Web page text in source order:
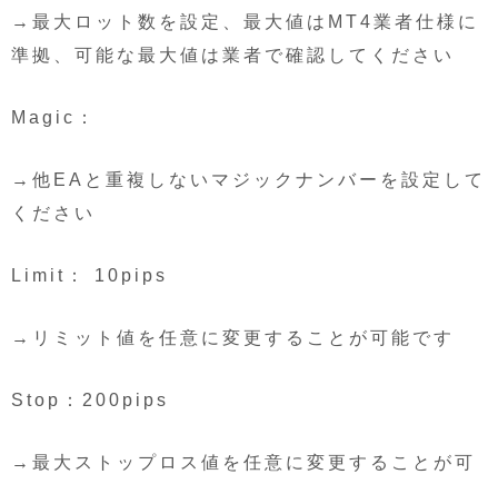
→最大ロット数を設定、最大値はMT4業者仕様に
準拠、可能な最大値は業者で確認してください
Magic：
→他EAと重複しないマジックナンバーを設定して
ください
Limit： 10pips
→リミット値を任意に変更することが可能です
Stop：200pips
→最大ストップロス値を任意に変更することが可